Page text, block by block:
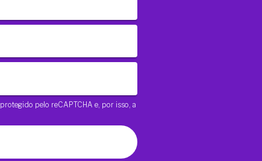
protegido pelo reCAPTCHA e, por isso, a